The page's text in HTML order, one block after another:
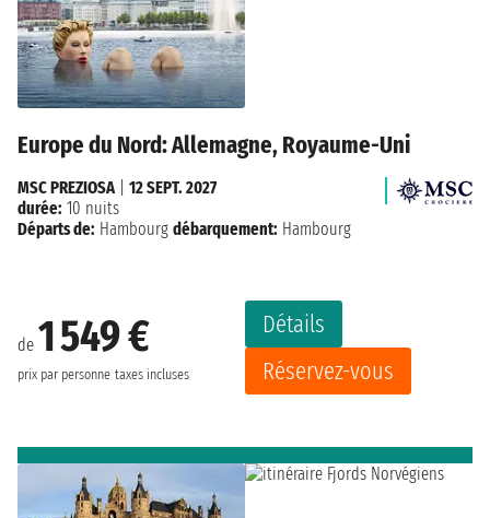
Europe du Nord: Allemagne, Royaume-Uni
de 1 549 €
prix par personne taxes incluses
Détails
Réservez-vous
MSC PREZIOSA
12 SEPT. 2027
durée: 10 nuits
Départs de: Hambourg débarquement: Hambourg